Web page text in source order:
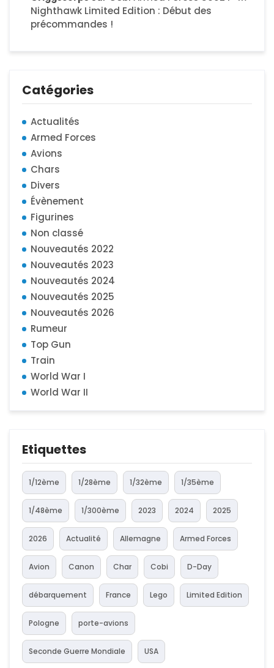
Nighthawk Limited Edition : Début des
précommandes !
Catégories
Actualités
Armed Forces
Avions
Chars
Divers
Évènement
Figurines
Non classé
Nouveautés 2022
Nouveautés 2023
Nouveautés 2024
Nouveautés 2025
Nouveautés 2026
Rumeur
Top Gun
Train
World War I
World War II
Etiquettes
1/12ème 1/28ème 1/32ème 1/35ème
1/48ème 1/300ème 2023 2024 2025
2026 Actualité Allemagne Armed Forces
Avion Canon Char Cobi D-Day
débarquement France Lego Limited Edition
Pologne porte-avions
Seconde Guerre Mondiale USA